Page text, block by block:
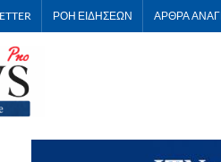
ΡΟΗ ΕΙΔΗΣΕΩΝ ΑΡΘΡΑ
News